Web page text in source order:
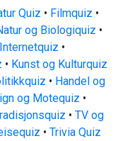
Quiz • Filmquiz •
og Biologiquiz •
•
• Kunst og Kulturquiz
• Handel og
og Motequiz •
• TV og
• Trivia Quiz